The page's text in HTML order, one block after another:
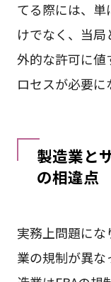
てる際には、
けでなく、当
外的な許可に
ロセスが必要に
製造業と
の相違点
実務上問題に
業の規制が異